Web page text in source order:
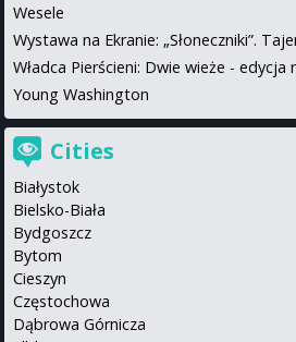
Wesele
Wystawa na Ekranie: „Słoneczniki”.
Władca Pierścieni: Dwie wieże - edycja
Young Washington
Cities
Białystok
Bielsko-Biała
Bydgoszcz
Bytom
Cieszyn
Częstochowa
Dąbrowa Górnicza